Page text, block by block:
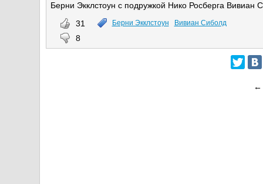
Берни Экклстоун с подружкой Нико Росберга Вивиан
31
8
Берни Экклстоун Вивиан Сиболд